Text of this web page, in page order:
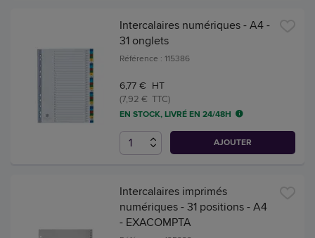
Intercalaires numériques - A4 -
31 onglets
Référence : 115386
6,77 € HT
(7,92 € TTC)
EN STOCK, LIVRÉ EN 24/48H
AJOUTER
Intercalaires imprimés
numériques - 31 positions - A4
- EXACOMPTA